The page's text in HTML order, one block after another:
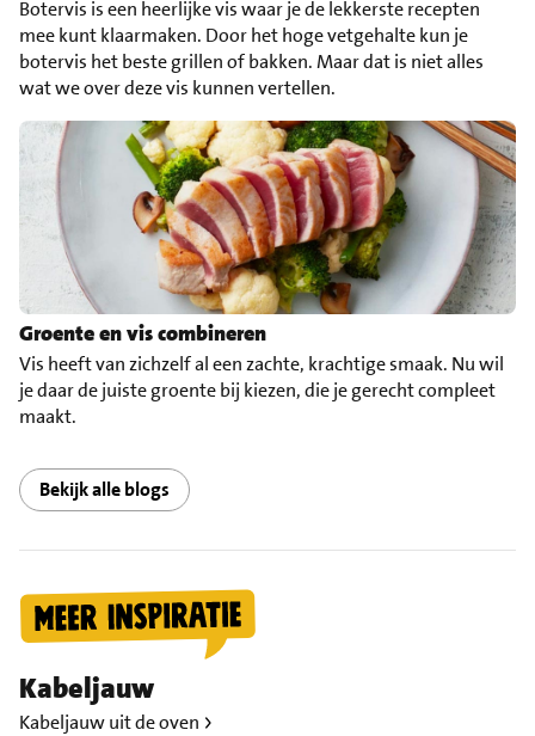
Botervis is een heerlijke vis waar je de lekkerste recepten
mee kunt klaarmaken. Door het hoge vetgehalte kun je
botervis het beste grillen of bakken. Maar dat is niet alles
wat we over deze vis kunnen vertellen.
Groente en vis combineren
Vis heeft van zichzelf al een zachte, krachtige smaak. Nu wil
je daar de juiste groente bij kiezen, die je gerecht compleet
maakt.
Bekijk alle blogs
Kabeljauw
Kabeljauw uit de oven